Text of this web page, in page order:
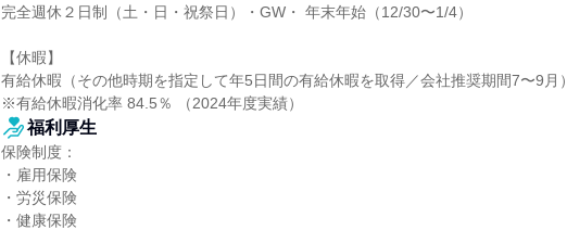
完全週休２日制（土・日・祝祭日）・GW・ 年末年始（12/30〜1/4）
【休暇】
有給休暇（その他時期を指定して年5日間の有給休暇を取得／会社推奨期間7〜9月）
※有給休暇消化率 84.5％ （2024年度実績）
福利厚生
保険制度：
・雇用保険
・労災保険
・健康保険